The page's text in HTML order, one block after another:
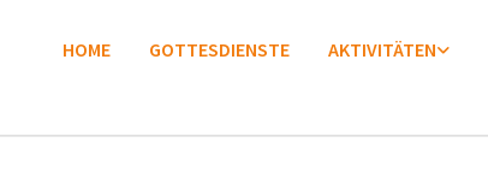
HOME GOTTESDIENSTE AKTIVITÄTEN